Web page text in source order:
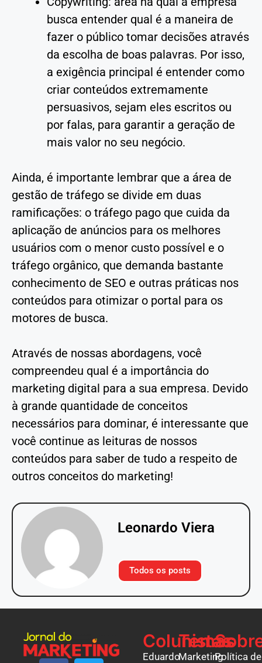
busca entender qual é a maneira de
fazer o público tomar decisões através
da escolha de boas palavras. Por isso,
a exigência principal é entender como
criar conteúdos extremamente
persuasivos, sejam eles escritos ou
por falas, para garantir a geração de
mais valor no seu negócio.
Ainda, é importante lembrar que a área de
gestão de tráfego se divide em duas
ramificações: o tráfego pago que cuida da
aplicação de anúncios para os melhores
usuários com o menor custo possível e o
tráfego orgânico, que demanda bastante
conhecimento de SEO e outras práticas nos
conteúdos para otimizar o portal para os
motores de busca.
Através de nossas abordagens, você
compreendeu qual é a importância do
marketing digital para a sua empresa. Devido
à grande quantidade de conceitos
necessários para dominar, é interessante que
você continue as leituras de nossos
conteúdos para saber de tudo a respeito de
outros conceitos do marketing!
Leonardo Viera
Todos os posts
Colunistas
Eduardo
Temas
MarketingPolítica de